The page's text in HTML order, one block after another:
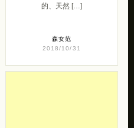
的、天然 […]
森女范
2018/10/31